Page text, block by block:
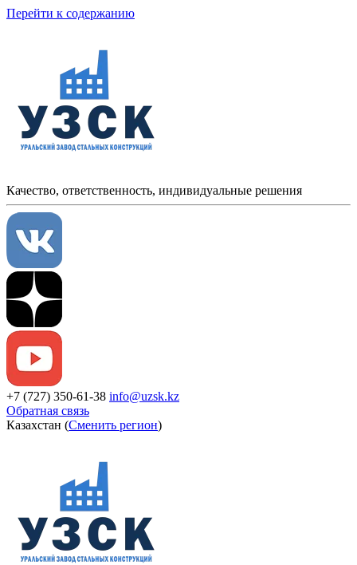
Перейти к содержанию
Качество, ответственность, индивидуальные решения
+7 (727) 350-61-38 info@uzsk.kz
Обратная связь
Казахстан (Сменить регион)